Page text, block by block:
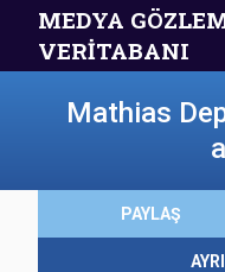
MEDYA
VERİTABANI
Mathias
PAYLAŞ